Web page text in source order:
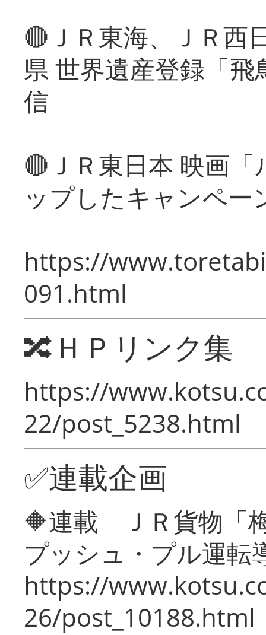
🔴ＪＲ東海、ＪＲ西
県 世界遺産登録「
信
🔴ＪＲ東日本 映画
ップしたキャンペー
https://
091.html
🔀ＨＰリンク集
https://
22/post_5238.html
✅連載企画
🔶連載 ＪＲ貨物「
プッシュ・プル運転
https://
26/post_10188.html